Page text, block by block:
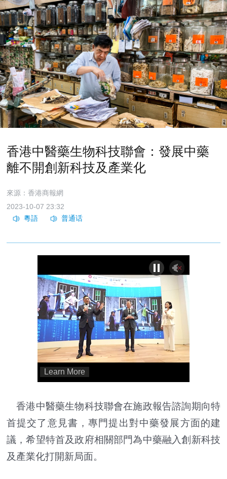
香港中醫藥生物科技聯會：發展中藥
離不開創新科技及產業化
來源：香港商報網
2023-10-07 23:32
香港中醫藥生物科技聯會在施政報告諮詢期向特
首提交了意見書，專門提出對中藥發展方面的建
議，希望特首及政府相關部門為中藥融入創新科技
及產業化打開新局面。